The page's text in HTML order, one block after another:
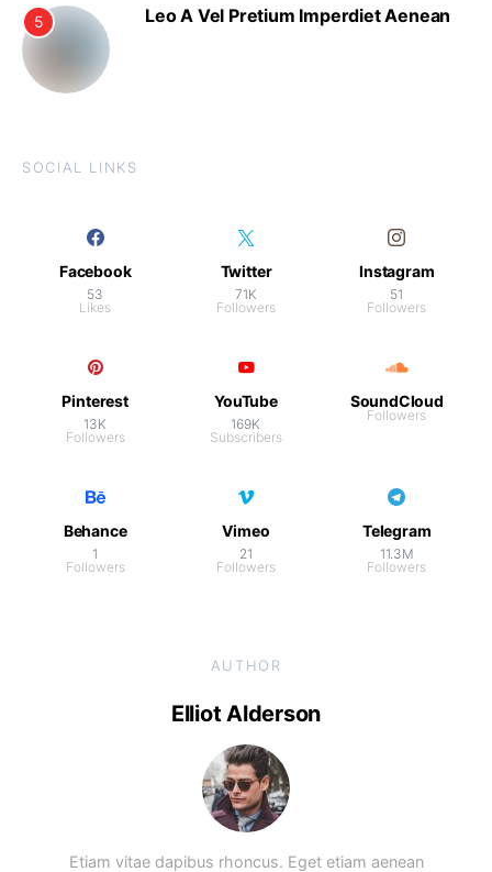
5 Leo A Vel Pretium Imperdiet Aenean
SOCIAL LINKS
Facebook
53
Likes
Twitter
71K
Followers
Instagram
51
Followers
Pinterest
13K
Followers
YouTube
169K
Subscribers
SoundCloud
Followers
Behance
1
Followers
Vimeo
21
Followers
Telegram
11.3M
Followers
AUTHOR
Elliot Alderson
Etiam vitae dapibus rhoncus. Eget etiam aenean